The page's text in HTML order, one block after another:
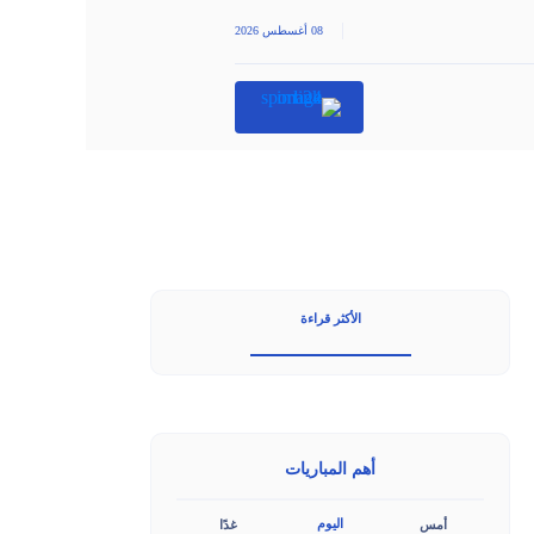
08 أغسطس 2026
الأكثر قراءة
أهم المباريات
أمس اليوم غدًا